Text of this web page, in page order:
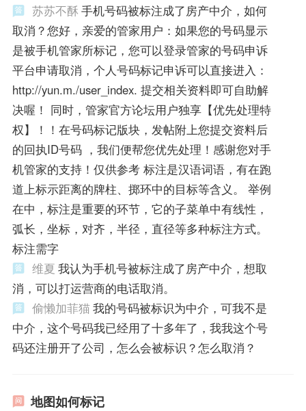
苏苏不酥 手机号码被标注成了房产中介，如何
取消？您好，亲爱的管家用户：如果您的号码显示
是被手机管家所标记，您可以登录管家的号码申诉
平台申请取消，个人号码标记申诉可以直接进入：
http://yun.m./user_index. 提交相关资料即可自助解
决喔！ 同时，管家官方论坛用户独享【优先处理特
权】！！在号码标记版块，发帖附上您提交资料后
的回执ID号码 ，我们便帮您优先处理！感谢您对手
机管家的支持！仅供参考 标注是汉语词语，有在跑
道上标示距离的牌柱、掷环中的目标等含义。 举例
在中，标注是重要的环节，它的子菜单中有线性，
弧长，坐标，对齐，半径，直径等多种标注方式。
标注需字
维夏 我认为手机号被标注成了房产中介，想取
消，可以打运营商的电话取消。
偷懒加菲猫我的号码被标识为中介，可我不是
中介，这个号码我已经用了十多年了，我我这个号
码还注册开了公司，怎么会被标识？怎么取消？
地图如何标记